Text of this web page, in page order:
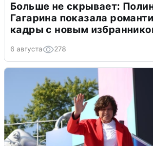
Больше не скрывает:
Гагарина показала
кадры с новым
6 августа 278